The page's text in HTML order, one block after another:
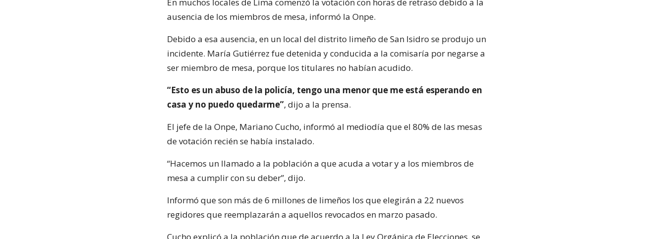
ausencia de los miembros de mesa, informó la Onpe.
Debido a esa ausencia, en un local del distrito limeño de San Isidro se produjo un
incidente. María Gutiérrez fue detenida y conducida a la comisaría por negarse a
ser miembro de mesa, porque los titulares no habían acudido.
“Esto es un abuso de la policía, tengo una menor que me está esperando en
casa y no puedo quedarme”, dijo a la prensa.
El jefe de la Onpe, Mariano Cucho, informó al mediodía que el 80% de las mesas
de votación recién se había instalado.
“Hacemos un llamado a la población a que acuda a votar y a los miembros de
mesa a cumplir con su deber”, dijo.
Informó que son más de 6 millones de limeños los que elegirán a 22 nuevos
regidores que reemplazarán a aquellos revocados en marzo pasado.
Cucho explicó a la población que de acuerdo a la Ley Orgánica de Elecciones, se